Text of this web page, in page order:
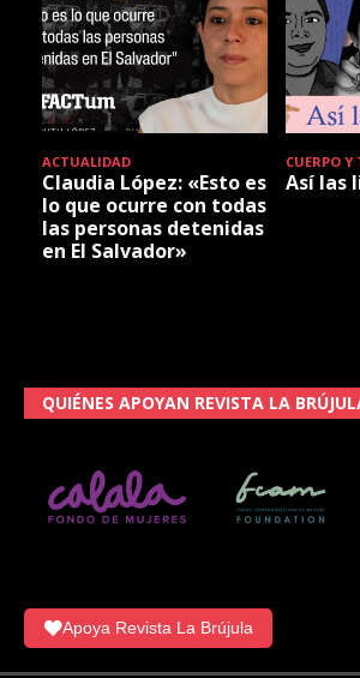
ACTUALIDAD
Claudia López: «Esto es
lo que ocurre con todas
las personas detenidas
en El Salvador»
CUERPO
Así las
QUIÉNES APOYAN REVISTA LA
Apoya Revista La Brújula